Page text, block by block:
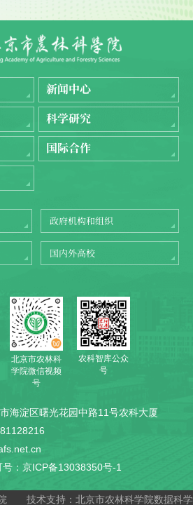
新闻中心
科学研究
国际合作
政府机构和组织
国内外高校
北京市农林科
学院微信视频
号
农科智库公众
号
海淀区曙光花园中路11号农科大厦
：京ICP备13038350号-1
技术支持：北京市农林科学院数据科学